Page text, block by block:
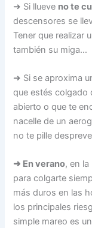
➜ Si llueve no te
descensores se
Tener que realizar
también su miga…
➜ Si se aproxima
que estés colgado
abierto o que te
nacelle de un
no te pille
➜ En verano, en
para colgarte
más duros en las
los principales
simple mareo es